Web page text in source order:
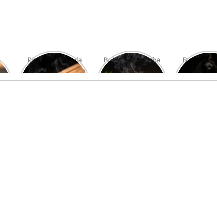
Picanha Grelhada
com Chimichurri
Bolo de Pamonha
na Palha
Frango
com